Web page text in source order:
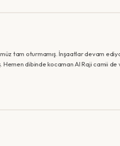
tam oturmamış. İnşaatlar devam
Hemen dibinde kocaman Al Raji camii de